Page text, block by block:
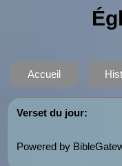
Accueil
Verset du jour:
Powered by